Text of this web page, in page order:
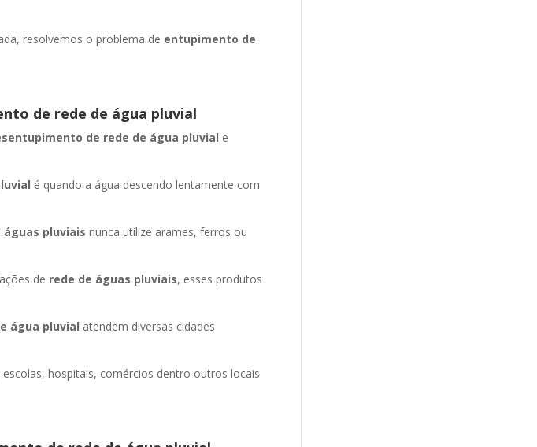
resolvemos o problema de entupimento de
de rede de água pluvial
de rede de água pluvial e
é quando a água descendo lentamente com
pluviais nunca utilize arames, ferros ou
de rede de águas pluviais, esses produtos
água pluvial atendem diversas cidades
hospitais, comércios dentro outros locais